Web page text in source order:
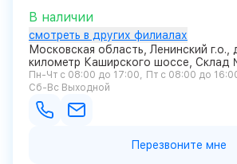
В наличии
смотреть в других филиалах
Московская область, Ленинский г.о.,
километр Каширского шоссе, Склад
Пн-Чт с 08:00 до 17:00
Пт с 08:00 до
Сб-Вс Выходной
Перезвоните мне